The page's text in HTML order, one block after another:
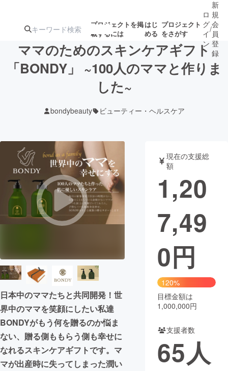
プロジェクトを掲
載するには
はじ
める
プロジェクト
をさがす
注目の新着プロ 募集終了が近いプ
テクノロジー・ガジェット
映像・映画 書籍・雑誌
ビジネス・起業 チャレンジ
CAMPFIRE for Social Good
CAMPFIRE Creation
CAMPFIREふるさと納税machi-ya コミュニティ
ロ
グ
イ
ン
/
新
規
会
員
登
録
ママのためのスキンケアギフト
「BONDY」 ~100人のママと作りま
した~
bondybeauty ビューティー・ヘルスケア
日本中のママたちと共同開発！世
界中のママを笑顔にしたい私達
BONDYがもう何を贈るのか悩ま
ない、贈る側ももらう側も幸せに
なれるスキンケアギフトです。マ
マが出産時に失ってしまった潤い
現在の支援総
額
1,20
7,49
0円
120%
目標金額は
1,000,000円
支援者数
65人